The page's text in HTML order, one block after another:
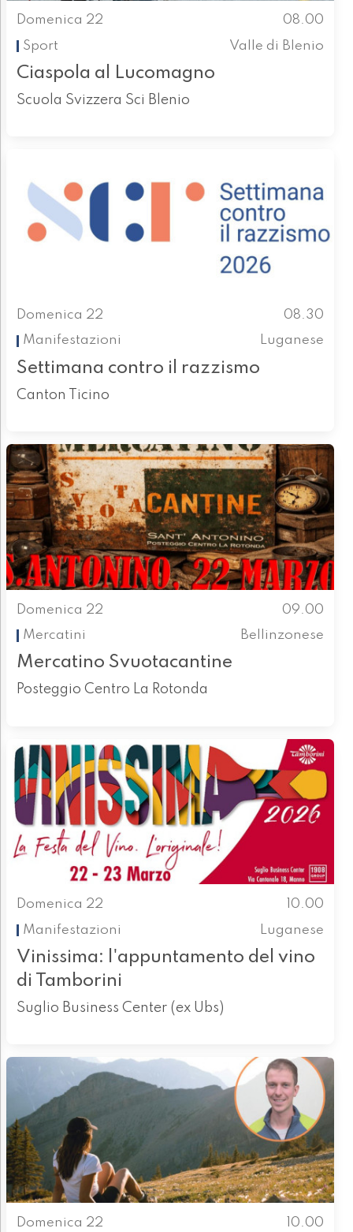
Domenica 22
08.00
Sport
Valle di Blenio
Ciaspola al Lucomagno
Scuola Svizzera Sci Blenio
Domenica 22
08.30
Manifestazioni
Luganese
Settimana contro il razzismo
Canton Ticino
Domenica 22
09.00
Mercatini
Bellinzonese
Mercatino Svuotacantine
Posteggio Centro La Rotonda
Domenica 22
10.00
Manifestazioni
Luganese
Vinissima: l'appuntamento del vino
di Tamborini
Suglio Business Center (ex Ubs)
Domenica 22
10.00